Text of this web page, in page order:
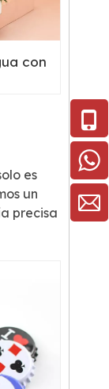
con
es
un
precisa